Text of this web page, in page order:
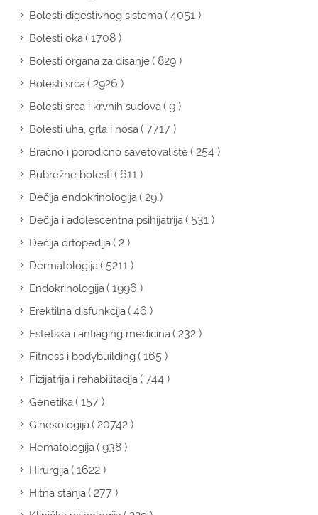
Bolesti digestivnog sistema( 4051 )
Bolesti oka( 1708 )
Bolesti organa za disanje( 829 )
Bolesti srca( 2926 )
Bolesti srca i krvnih sudova( 9 )
Bolesti uha, grla i nosa( 7717 )
Bračno i porodično savetovalište( 254 )
Bubrežne bolesti( 611 )
Dečija endokrinologija( 29 )
Dečija i adolescentna psihijatrija( 531 )
Dečija ortopedija( 2 )
Dermatologija( 5211 )
Endokrinologija( 1996 )
Erektilna disfunkcija( 46 )
Estetska i antiaging medicina( 232 )
Fitness i bodybuilding( 165 )
Fizijatrija i rehabilitacija( 744 )
Genetika( 157 )
Ginekologija( 20742 )
Hematologija( 938 )
Hirurgija( 1622 )
Hitna stanja( 277 )